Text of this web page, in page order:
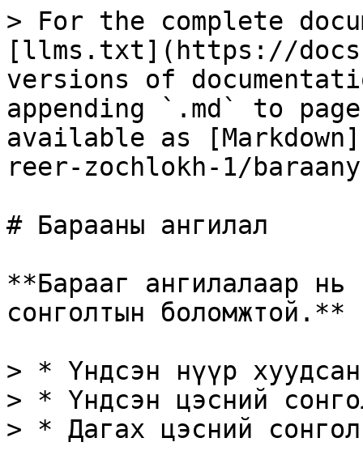
> For the complete
[llms.txt](https://
versions of
appending `.md` to
available as
reer-zochlokh-1/
# Барааны ангилал
**Барааг ангилалаар нь
сонголтын боломжтой.**
> * Үндсэн нүүр
> * Үндсэн цэсний
> * Дагах цэсний